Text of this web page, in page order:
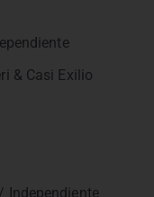
& Casi Exilio
Independiente